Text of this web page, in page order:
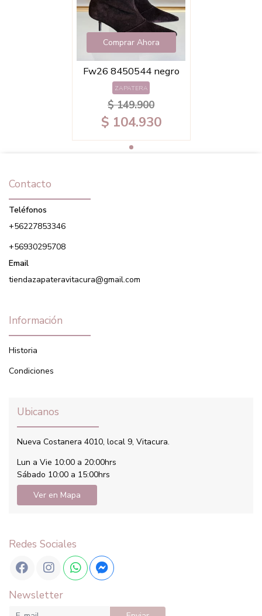
Comprar Ahora
Fw26 8450544 negro
ZAPATERA
$ 149.900
$ 104.930
Contacto
Teléfonos
+56227853346
+56930295708
Email
tiendazapateravitacura@gmail.com
Información
Historia
Condiciones
Ubicanos
Nueva Costanera 4010, local 9, Vitacura.
Lun a Vie 10:00 a 20:00hrs
Sábado 10:00 a 15:00hrs
Ver en Mapa
Redes Sociales
Newsletter